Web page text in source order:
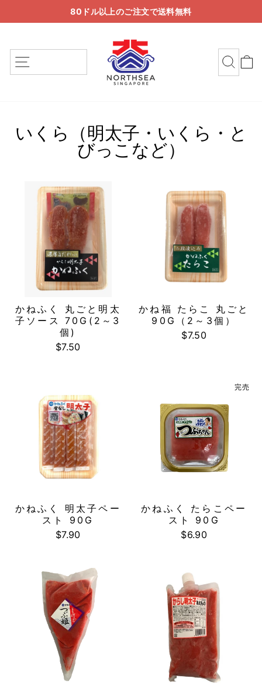
ン
ン
に
ラ
イ
ド
シ
を
時
80ドル以上のご注文で送料無料
サイトナビゲーション 検索
いくら（明太子・いくら・と
びっこなど）
かねふく 丸ごと明太
子ソース 70G(2～3
個)
$7.50
かね福 たらこ 丸ごと
90G（2～3個）
$7.50
かねふく 明太子ペー
スト 90G
$7.90
完売
かねふく たらこペー
スト 90G
$6.90